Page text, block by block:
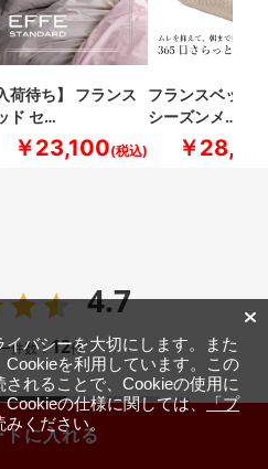
に入れる
荷待ち】 フランス
ド セ…
￥23,100
フランスベッド
シーズンメ…
￥
4.7
件数：12件
(8)
バシーを大切にします。また
を利用しています。この
れることで、Cookieの使用に
の仕様に関しては、「プ
ください。